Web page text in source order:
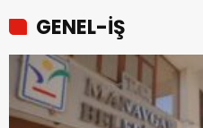
GENEL-İŞ